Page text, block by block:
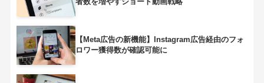
【Meta広告の新機能】Instagram広告経由のフォ
ロワー獲得数が確認可能に